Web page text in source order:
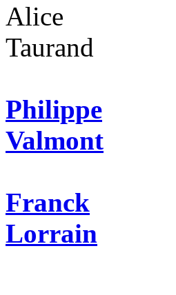
Alice
Taurand
Philippe
Valmont
Franck
Lorrain